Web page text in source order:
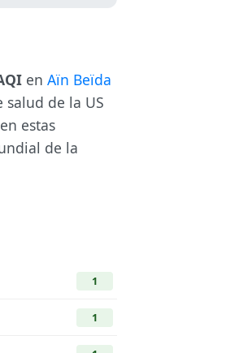
en Aïn Beïda
de la US
estas
de la
1
1